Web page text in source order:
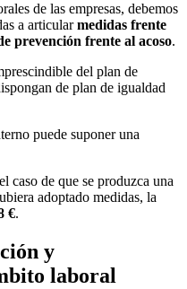
de las empresas, debemos
a articularmedidas frente
prevención frente al acoso.
del plan de
de plan de igualdad
puede suponer una
caso de que se produzca una
adoptado medidas, la
€.
y
laboral